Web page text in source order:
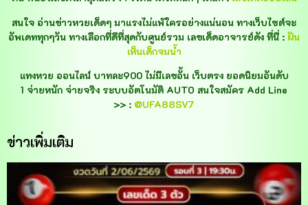
สนใจ อ่านข่าวหวยเด็ดๆ มาแรงไม่แพ้ใครอย่างแน่นอน ทางเว็บไซต์จะ
อัพเดททุกๆวัน ทางเลือกที่ดีที่สุดกับศูนย์รวม เลขเด็ดอาจารย์ดัง ที่นี่ : ฝัน
เห็นเด็กจมน้ำ
แทงหวย ออนไลน์ บาทละ900 ไม่มีเลขอั้น เว็บตรง ยอดนิยมอันดับ
1 จ่ายหนัก จ่ายจริง ระบบอัตโนมัติ AUTO สนใจสมัคร Add Line
>> : @UFA88SV7
ข่าวเพิ่มเติม